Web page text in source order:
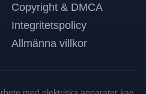
Copyright & DMCA
Integritetspolicy
Allmänna villkor
med elektriska apparater kan